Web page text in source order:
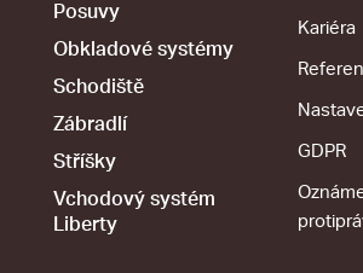
Posuvy
Obkladové systémy
Schodiště
Zábradlí
Stříšky
Vchodový systém
Liberty
Kariéra
GDPR